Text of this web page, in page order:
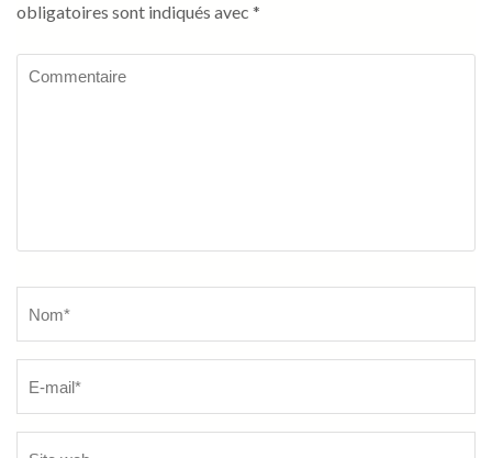
obligatoires sont indiqués avec *
Commentaire